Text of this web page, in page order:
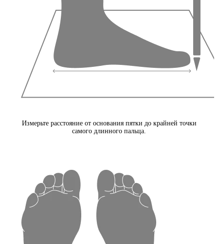
Измерьте расстояние от основания пятки до крайней точки
самого длинного пальца.